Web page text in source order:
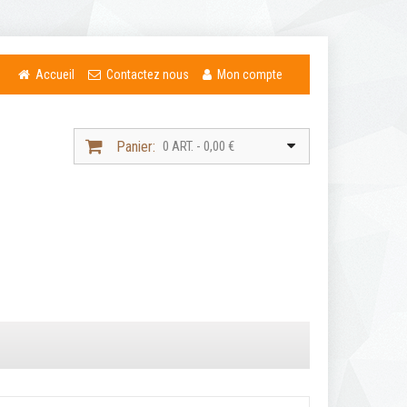
Accueil Contactez nous Mon compte
Panier: 0 ART. - 0,00 €